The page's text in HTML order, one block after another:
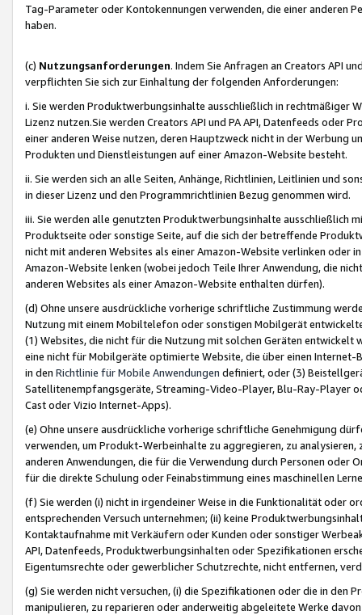
Tag-Parameter oder Kontokennungen verwenden, die einer anderen
haben.
(c) Nutzungsanforderungen. Indem Sie Anfragen an Creators API
verpflichten Sie sich zur Einhaltung der folgenden Anforderungen:
i. Sie werden Produktwerbungsinhalte ausschließlich in rechtmäßiger
Lizenz nutzen.Sie werden Creators API und PA API, Datenfeeds oder
einer anderen Weise nutzen, deren Hauptzweck nicht in der Werbung
Produkten und Dienstleistungen auf einer Amazon-Website besteht.
ii. Sie werden sich an alle Seiten, Anhänge, Richtlinien, Leitlinien und
in dieser Lizenz und den Programmrichtlinien Bezug genommen wird.
iii. Sie werden alle genutzten Produktwerbungsinhalte ausschließlich
Produktseite oder sonstige Seite, auf die sich der betreffende
nicht mit anderen Websites als einer Amazon-Website verlinken oder
Amazon-Website lenken (wobei jedoch Teile Ihrer Anwendung, die
anderen Websites als einer Amazon-Website enthalten dürfen).
(d) Ohne unsere ausdrückliche vorherige schriftliche Zustimmung
Nutzung mit einem Mobiltelefon oder sonstigen Mobilgerät
(1) Websites, die nicht für die Nutzung mit solchen Geräten
eine nicht für Mobilgeräte optimierte Website, die über einen
in den Richtlinie für Mobile Anwendungen definiert, oder (3)
Satellitenempfangsgeräte, Streaming-Video-Player, Blu-Ray-Player
Cast oder Vizio Internet-Apps).
(e) Ohne unsere ausdrückliche vorherige schriftliche Genehmigung
verwenden, um Produkt-Werbeinhalte zu aggregieren, zu
anderen Anwendungen, die für die Verwendung durch Personen
für die direkte Schulung oder Feinabstimmung eines maschinellen
(f) Sie werden (i) nicht in irgendeiner Weise in die Funktionalität oder
entsprechenden Versuch unternehmen; (ii) keine
Kontaktaufnahme mit Verkäufern oder Kunden oder sonstiger
API, Datenfeeds, Produktwerbungsinhalten oder Spezifikationen
Eigentumsrechte oder gewerblicher Schutzrechte, nicht entfernen,
(g) Sie werden nicht versuchen, (i) die Spezifikationen oder die in
manipulieren, zu reparieren oder anderweitig abgeleitete Werke